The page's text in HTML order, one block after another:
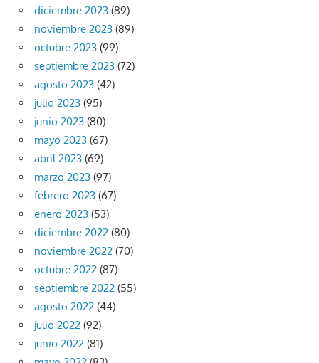
diciembre 2023 (89)
noviembre 2023 (89)
octubre 2023 (99)
septiembre 2023 (72)
agosto 2023 (42)
julio 2023 (95)
junio 2023 (80)
mayo 2023 (67)
abril 2023 (69)
marzo 2023 (97)
febrero 2023 (67)
enero 2023 (53)
diciembre 2022 (80)
noviembre 2022 (70)
octubre 2022 (87)
septiembre 2022 (55)
agosto 2022 (44)
julio 2022 (92)
junio 2022 (81)